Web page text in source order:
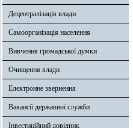
Децентралізація влади
Самоорганізація населення
Вивчення громадської думки
Очищення влади
Електронне звернення
Вакансії державної служби
Інвестиційний довідник